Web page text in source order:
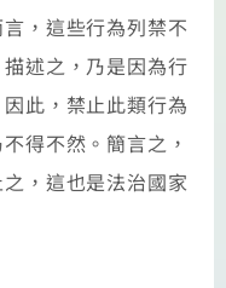
，這些行為列禁不
述之，乃是因為行
此，禁止此類行為
得不然。簡言之，
，這也是法治國家